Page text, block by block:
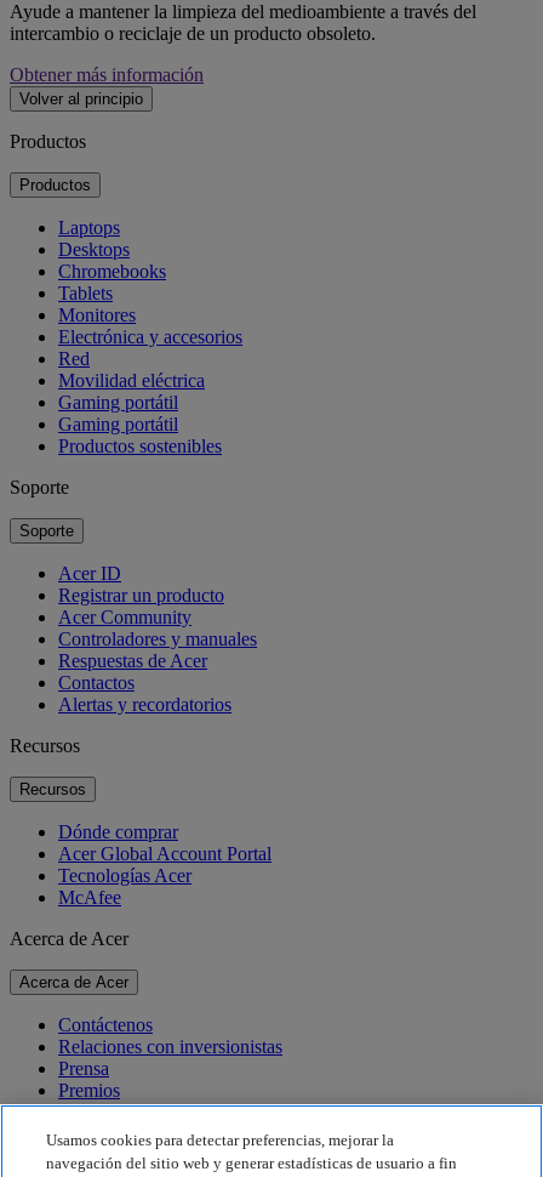
Ayude a mantener la limpieza del medioambiente a través del
intercambio o reciclaje de un producto obsoleto.
Obtener más información
Volver al principio
Productos
Productos
Laptops
Desktops
Chromebooks
Tablets
Monitores
Electrónica y accesorios
Red
Movilidad eléctrica
Gaming portátil
Gaming portátil
Productos sostenibles
Soporte
Soporte
Acer ID
Registrar un producto
Acer Community
Controladores y manuales
Respuestas de Acer
Contactos
Alertas y recordatorios
Recursos
Recursos
Dónde comprar
Acer Global Account Portal
Tecnologías Acer
McAfee
Acerca de Acer
Acerca de Acer
Contáctenos
Relaciones con inversionistas
Prensa
Premios
Eventos
Sostenibilidad
Usamos cookies para detectar preferencias, mejorar la
navegación del sitio web y generar estadísticas de usuario a fin